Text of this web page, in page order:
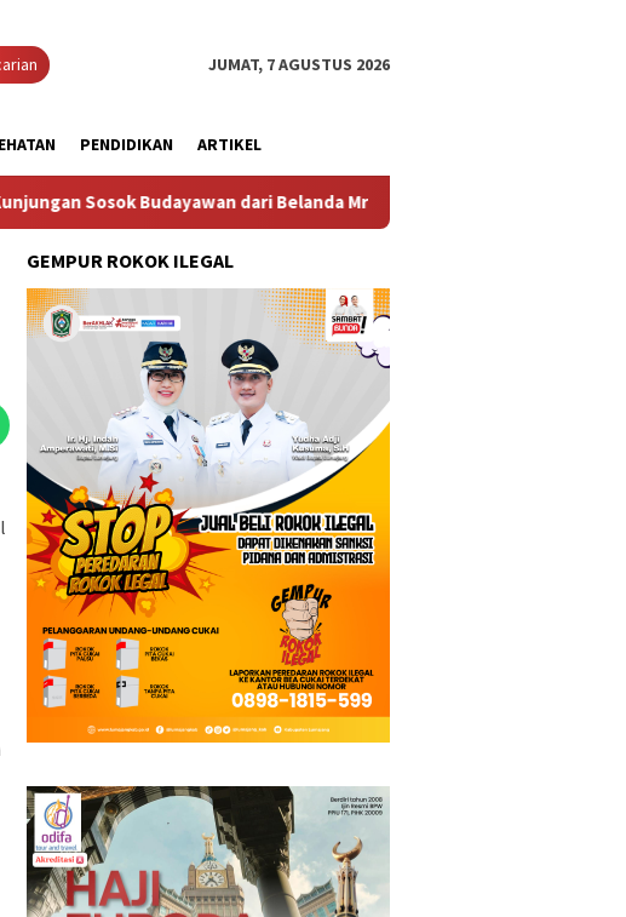
JUMAT, 7 AGUSTUS 2026
PENDIDIKAN ARTIKEL
dari Belanda Mr. Crues Collen Komitmen Pembangunan
GEMPUR ROKOK ILEGAL